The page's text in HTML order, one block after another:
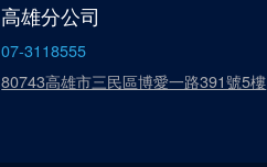
高雄分公司
07-3118555
80743高雄市三民區博愛一路391號5樓